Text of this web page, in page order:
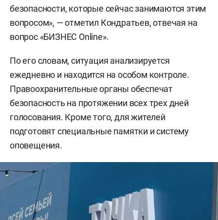
безопасности, которые сейчас занимаются этим
вопросом», — отметил Кондратьев, отвечая на
вопрос «БИЗНЕС Online».
По его словам, ситуация анализируется
ежедневно и находится на особом контроле.
Правоохранительные органы обеспечат
безопасность на протяжении всех трех дней
голосования. Кроме того, для жителей
подготовят специальные памятки и систему
оповещения.